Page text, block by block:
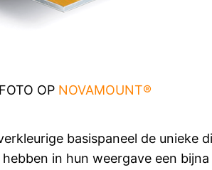
OP NOVAMOUNT®
basispaneel de unieke
in hun weergave een